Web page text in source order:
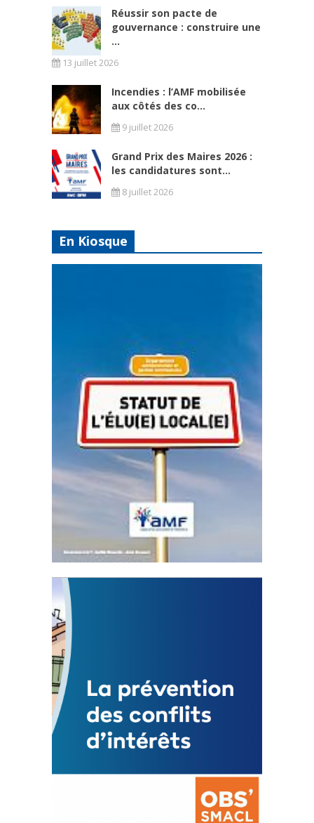
Réussir son pacte de
gouvernance : construire une
...
13 juillet 2026
Incendies : l’AMF mobilisée
aux côtés des co...
9 juillet 2026
Grand Prix des Maires 2026 :
les candidatures sont...
8 juillet 2026
En Kiosque
Statut de l’élu local
3 avril 2024
Mise à jour avril 2024
FEUILLETER